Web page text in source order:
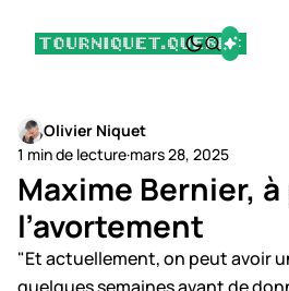
Olivier Niquet
1 min de lecture·mars 28, 2025
Maxime Bernier,
l’avortement
"Et actuellement, on peut avoir